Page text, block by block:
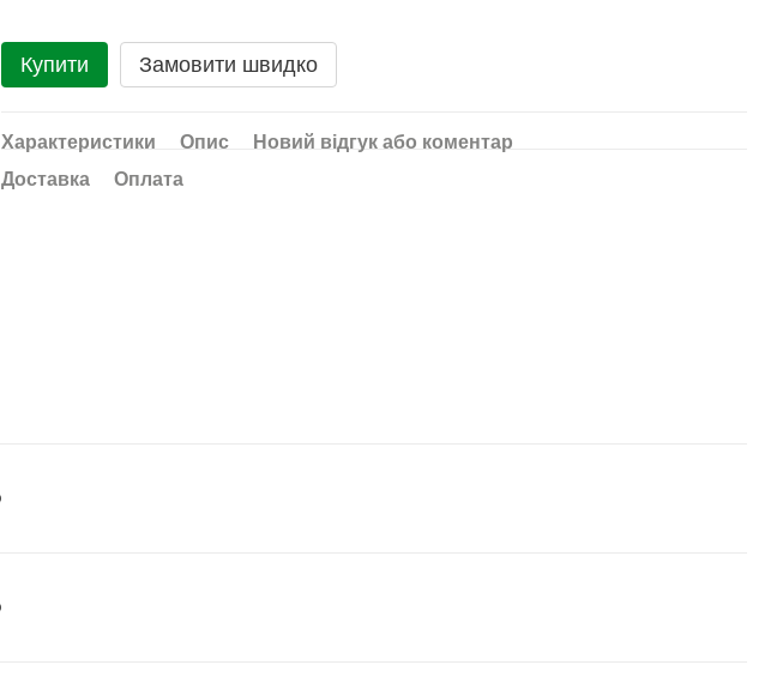
Купити Замовити швидко
Характеристики Опис
Новий відгук або коментар
Доставка
Оплата